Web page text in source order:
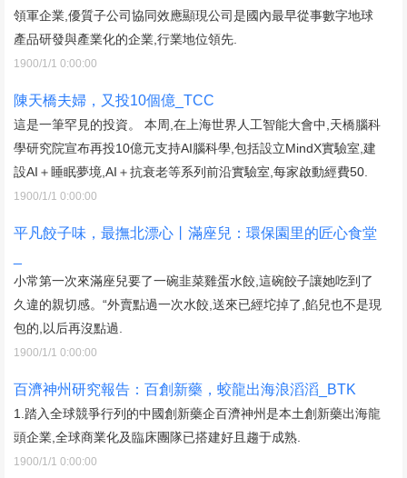
領軍企業,優質子公司協同效應顯現公司是國內最早從事數字地球
產品研發與產業化的企業,行業地位領先.
1900/1/1 0:00:00
陳天橋夫婦，又投10個億_TCC
這是一筆罕見的投資。 本周,在上海世界人工智能大會中,天橋腦科
學研究院宣布再投10億元支持AI腦科學,包括設立MindX實驗室,建
設AI＋睡眠夢境,AI＋抗衰老等系列前沿實驗室,每家啟動經費50.
1900/1/1 0:00:00
平凡餃子味，最撫北漂心丨滿座兒：環保園里的匠心食堂
小常第一次來滿座兒要了一碗韭菜雞蛋水餃,這碗餃子讓她吃到了
久違的親切感。“外賣點過一次水餃,送來已經坨掉了,餡兒也不是現
包的,以后再沒點過.
1900/1/1 0:00:00
百濟神州研究報告：百創新藥，蛟龍出海浪滔滔_BTK
1.踏入全球競爭行列的中國創新藥企百濟神州是本土創新藥出海龍
頭企業,全球商業化及臨床團隊已搭建好且趨于成熟.
1900/1/1 0:00:00